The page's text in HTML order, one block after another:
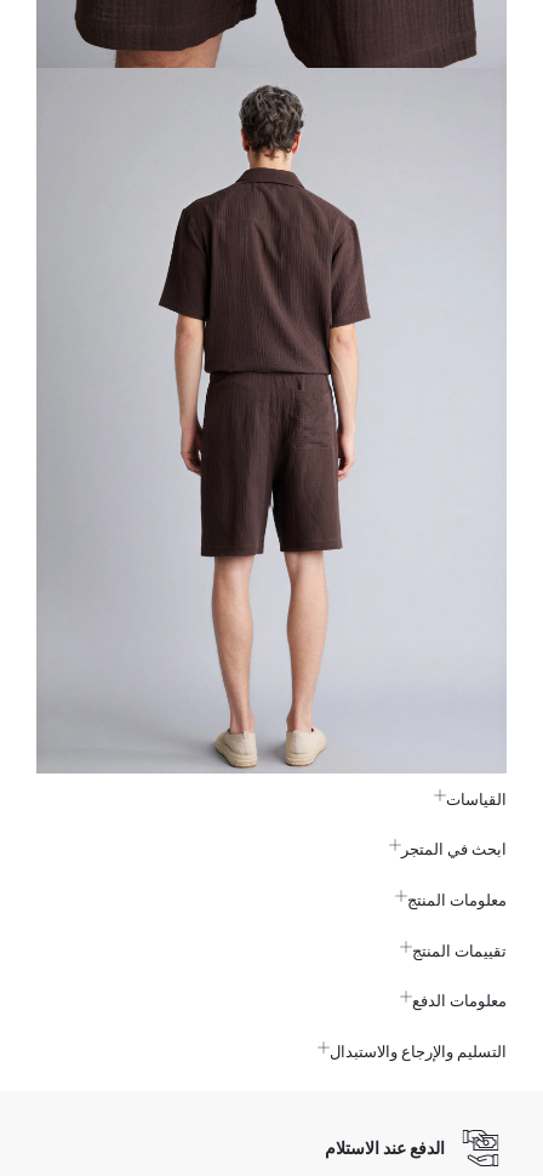
القياسات
ابحث في المتجر
معلومات المنتج
تقييمات المنتج
معلومات الدفع
التسليم والإرجاع والاستبدال
الدفع عند الاستلام